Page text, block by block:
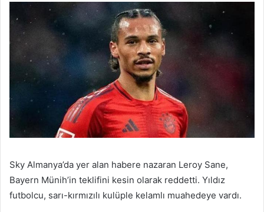
Sky Almanya’da yer alan habere nazaran Leroy Sane,
Bayern Münih’in teklifini kesin olarak reddetti. Yıldız
futbolcu, sarı-kırmızılı kulüple kelamlı muahedeye vardı.